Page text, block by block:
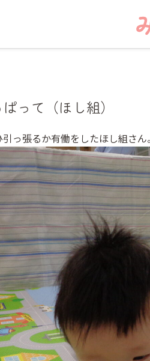
って（ほし組）
っ張るか有働をしたほし組さん